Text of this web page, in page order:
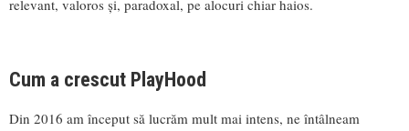
relevant, valoros și, paradoxal, pe alocuri chiar haios.
Cum a crescut PlayHood
Din 2016 am început să lucrăm mult mai intens, ne întâlneam